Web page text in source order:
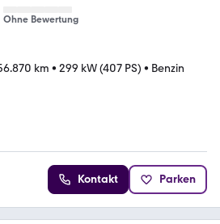
Ohne Bewertung
km • 299 kW (407 PS) • Benzin
Kontakt Parken